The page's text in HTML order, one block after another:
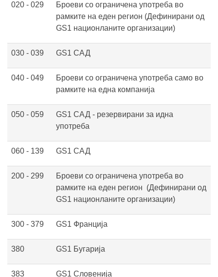
020 - 029
Броеви со ограничена употреба во
рамките на еден регион (Дефинирани од
GS1 национланите организации)
030 - 039 GS1 САД
040 - 049
Броеви со ограничена употреба само во
рамките на една компанија
050 - 059
GS1 САД - резервирани за идна
употреба
060 - 139 GS1 САД
200 - 299
Броеви со ограничена употреба во
рамките на еден регион (Дефинирани од
GS1 национланите организации)
300 - 379 GS1 Франција
380 GS1 Бугарија
383 GS1 Словенија